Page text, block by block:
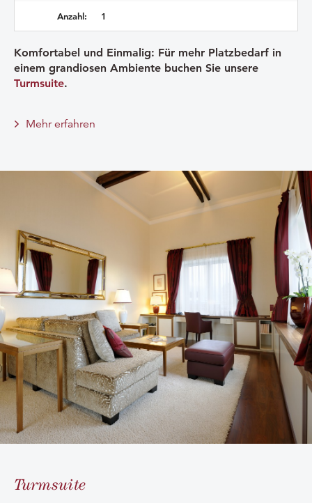
Anzahl: 1
Komfortabel und Einmalig: Für mehr Platzbedarf in
einem grandiosen Ambiente buchen Sie unsere
Turmsuite.
Mehr erfahren
Turmsuite